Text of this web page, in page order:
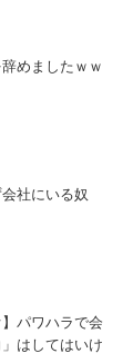
めましたｗｗ
社にいる奴
パワハラで会
はしてはいけ